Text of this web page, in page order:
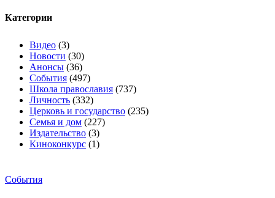
Категории
Видео (3)
Новости (30)
Анонсы (36)
События (497)
Школа православия (737)
Личность (332)
Церковь и государство (235)
Семья и дом (227)
Издательство (3)
Киноконкурс (1)
События